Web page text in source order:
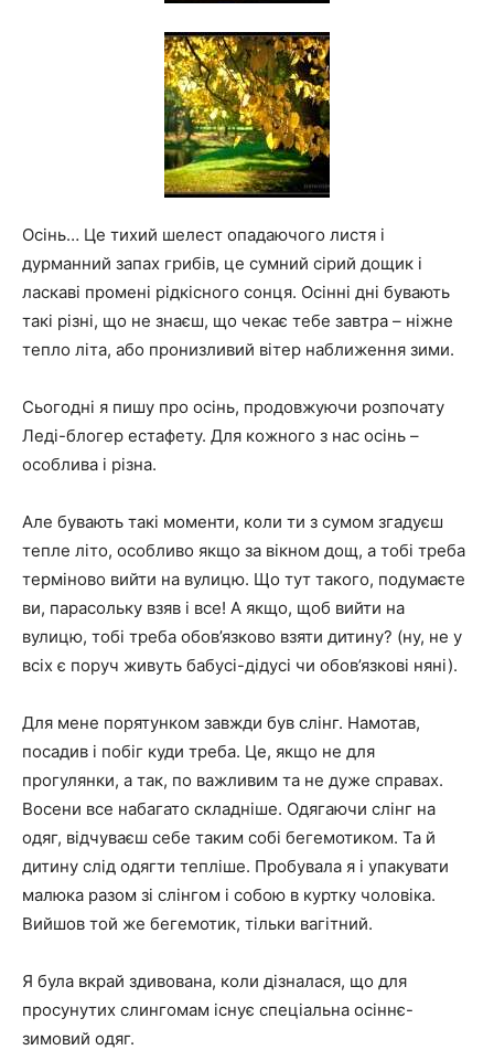
та
новини
знаменитостей
Осінь… Це тихий шелест опадаючого листя і
дурманний запах грибів, це сумний сірий дощик і
ласкаві промені рідкісного сонця. Осінні дні бувають
такі різні, що не знаєш, що чекає тебе завтра – ніжне
тепло літа, або пронизливий вітер наближення зими.
Сьогодні я пишу про осінь, продовжуючи розпочату
Леді-блогер естафету. Для кожного з нас осінь –
особлива і різна.
Але бувають такі моменти, коли ти з сумом згадуєш
тепле літо, особливо якщо за вікном дощ, а тобі треба
терміново вийти на вулицю. Що тут такого, подумаєте
ви, парасольку взяв і все! А якщо, щоб вийти на
вулицю, тобі треба обов’язково взяти дитину? (ну, не у
всіх є поруч живуть бабусі-дідусі чи обов’язкові няні).
Для мене порятунком завжди був слінг. Намотав,
посадив і побіг куди треба. Це, якщо не для
прогулянки, а так, по важливим та не дуже справах.
Восени все набагато складніше. Одягаючи слінг на
одяг, відчуваєш себе таким собі бегемотиком. Та й
дитину слід одягти тепліше. Пробувала я і упакувати
малюка разом зі слінгом і собою в куртку чоловіка.
Вийшов той же бегемотик, тільки вагітний.
Я була вкрай здивована, коли дізналася, що для
просунутих слингомам існує спеціальна осіннє-
зимовий одяг.